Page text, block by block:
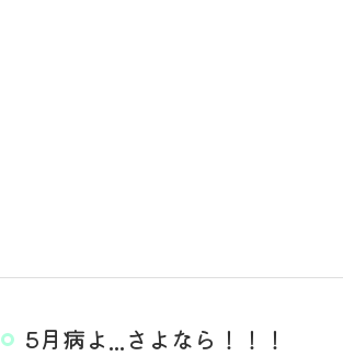
5月病よ...さよなら！！！